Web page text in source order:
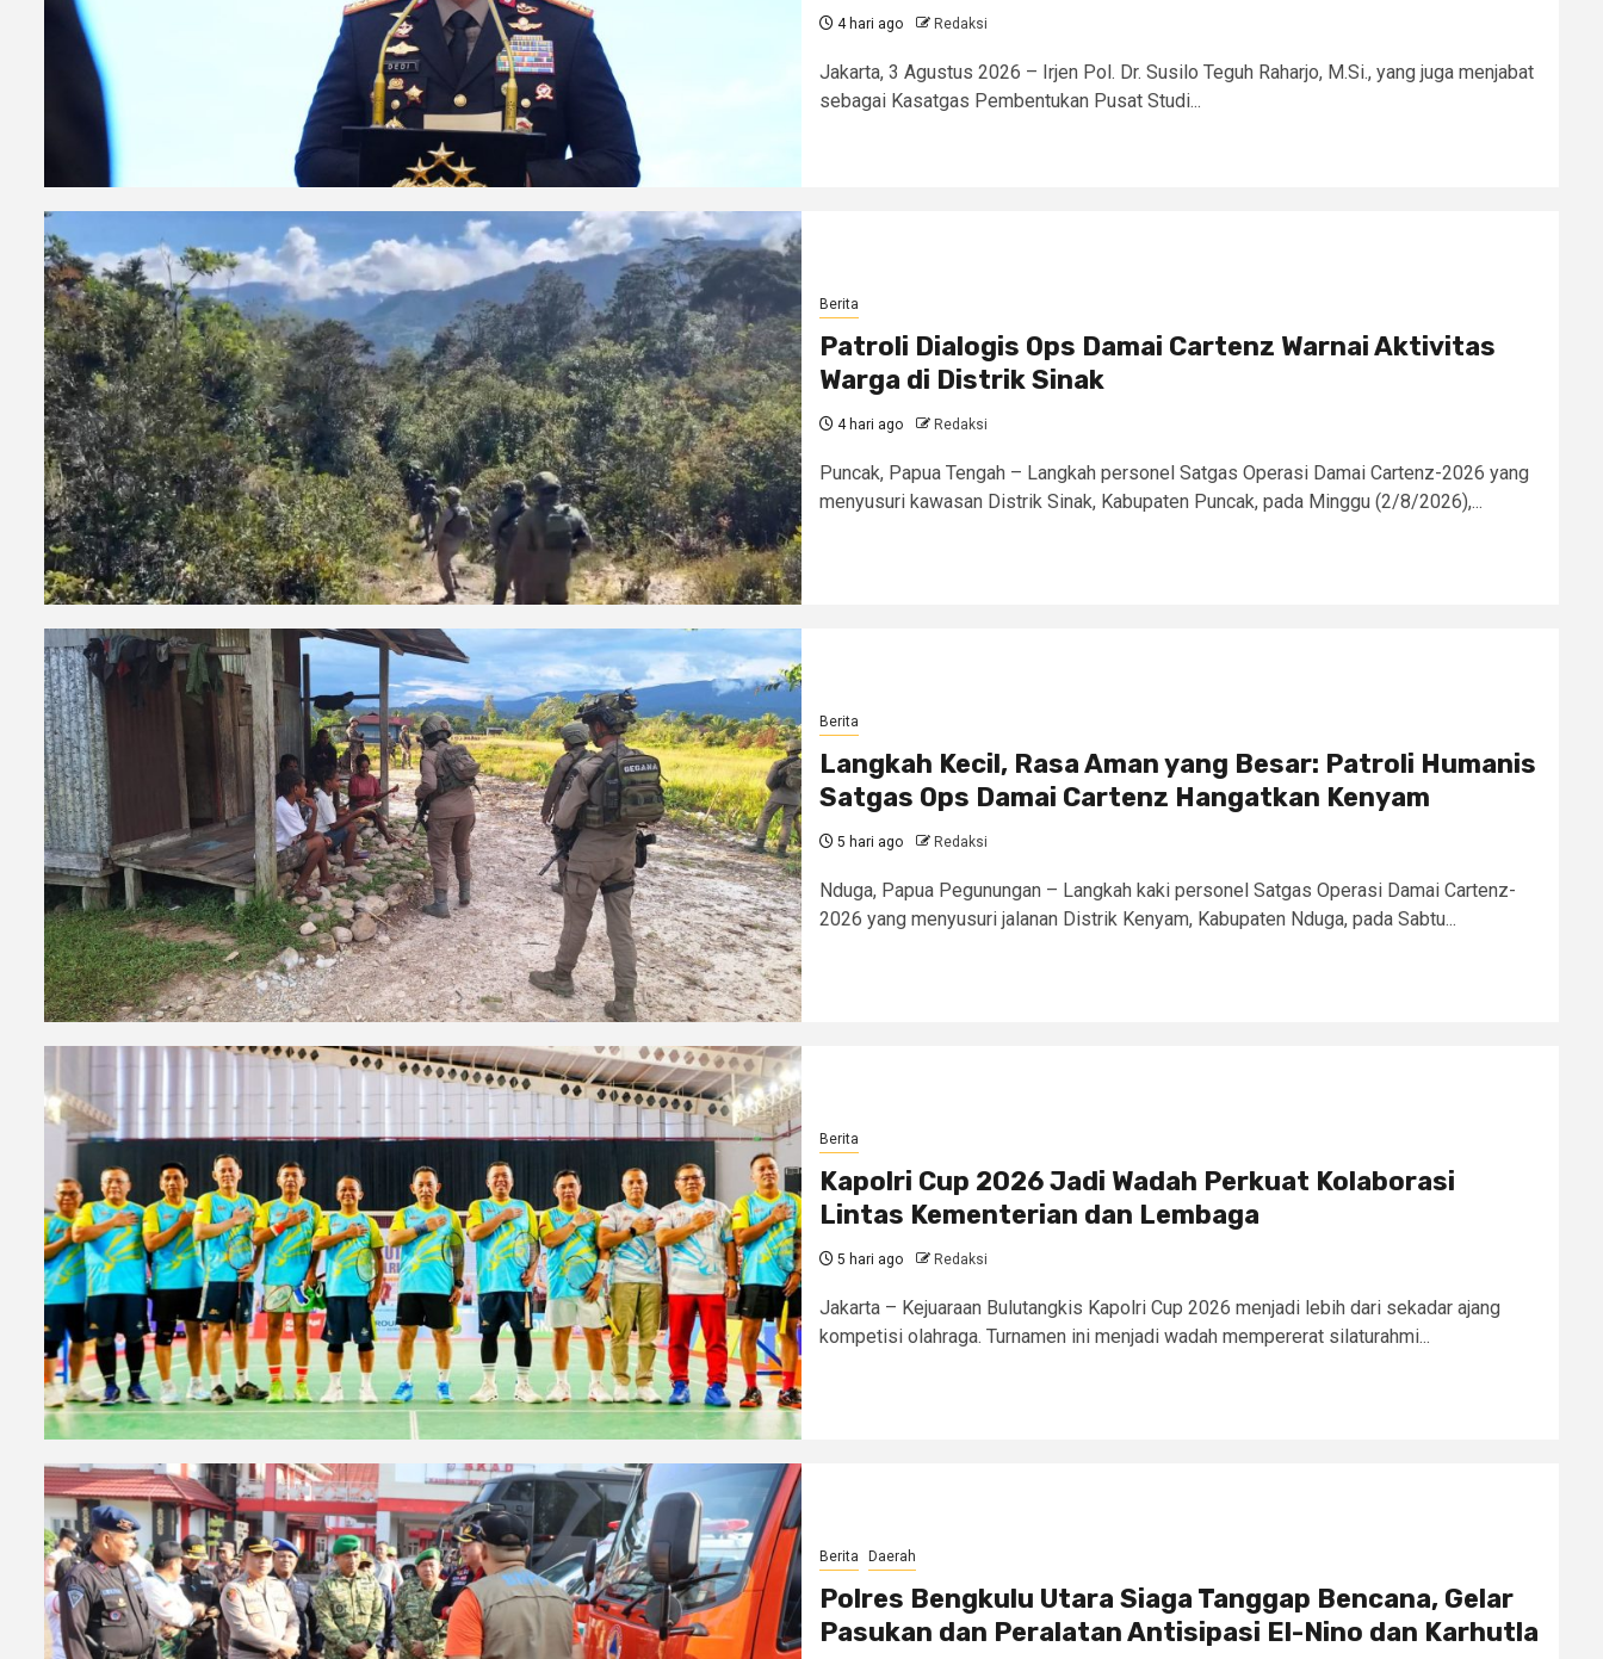
4 hari ago Redaksi
Jakarta, 3 Agustus 2026 – Irjen Pol. Dr. Susilo Teguh Raharjo, M.Si., yang juga menjabat
sebagai Kasatgas Pembentukan Pusat Studi...
Berita
Patroli Dialogis Ops Damai Cartenz Warnai Aktivitas
Warga di Distrik Sinak
4 hari ago Redaksi
Puncak, Papua Tengah – Langkah personel Satgas Operasi Damai Cartenz-2026 yang
menyusuri kawasan Distrik Sinak, Kabupaten Puncak, pada Minggu (2/8/2026),...
Berita
Langkah Kecil, Rasa Aman yang Besar: Patroli Humanis
Satgas Ops Damai Cartenz Hangatkan Kenyam
5 hari ago Redaksi
Nduga, Papua Pegunungan – Langkah kaki personel Satgas Operasi Damai Cartenz-
2026 yang menyusuri jalanan Distrik Kenyam, Kabupaten Nduga, pada Sabtu...
Berita
Kapolri Cup 2026 Jadi Wadah Perkuat Kolaborasi
Lintas Kementerian dan Lembaga
5 hari ago Redaksi
Jakarta – Kejuaraan Bulutangkis Kapolri Cup 2026 menjadi lebih dari sekadar ajang
kompetisi olahraga. Turnamen ini menjadi wadah mempererat silaturahmi...
Berita Daerah
Polres Bengkulu Utara Siaga Tanggap Bencana, Gelar
Pasukan dan Peralatan Antisipasi El-Nino dan Karhutla